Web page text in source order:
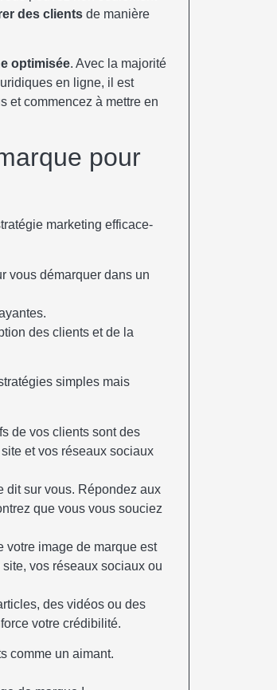
des clients de manière
optimisée. Avec la majorité
en ligne, il est
et commencez à mettre en
pour
vous démarquer dans un
des clients et de la
simples mais
de vos clients sont des
et vos réseaux sociaux
dit sur vous. Répondez aux
que vous vous souciez
votre image de marque est
vos réseaux sociaux ou
des vidéos ou des
votre crédibilité.
comme un aimant.